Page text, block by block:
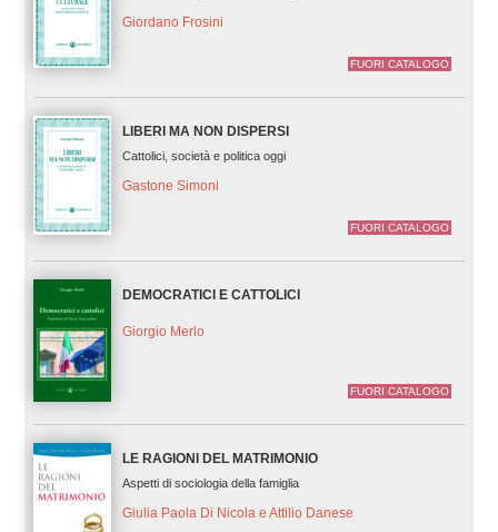
Giordano Frosini
FUORI CATALOGO
LIBERI MA NON DISPERSI
Cattolici, società e politica oggi
Gastone Simoni
FUORI CATALOGO
DEMOCRATICI E CATTOLICI
Giorgio Merlo
FUORI CATALOGO
LE RAGIONI DEL MATRIMONIO
Aspetti di sociologia della famiglia
Giulia Paola Di Nicola e Attilio Danese